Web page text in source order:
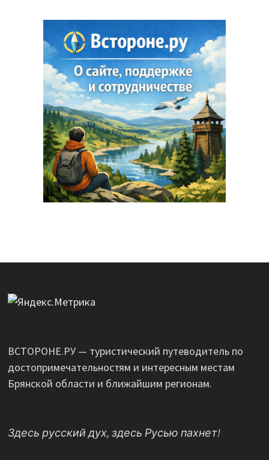
ВСТОРОНЕ.РУ — туристический путеводитель по
достопримечательностям и интересным местам
Брянской области и ближайшим регионам.
Здесь русский дух, здесь Русью пахнет!